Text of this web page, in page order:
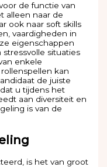
de functie van
alleen naar de
ook naar soft skills
vaardigheden in
eigenschappen
stressvolle situaties
enkele
kan
de juiste
u tijdens het
aan diversiteit en
is van de
is het van groot